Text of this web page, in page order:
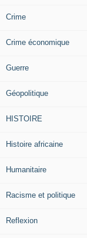
Crime
Crime économique
Guerre
Géopolitique
HISTOIRE
Histoire africaine
Humanitaire
Racisme et politique
Reflexion